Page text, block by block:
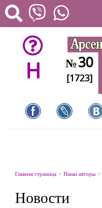
H №30
[1723]
Главная страница Наши авторы
Новости